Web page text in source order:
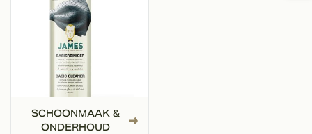
SCHOONMAAK &
ONDERHOUD